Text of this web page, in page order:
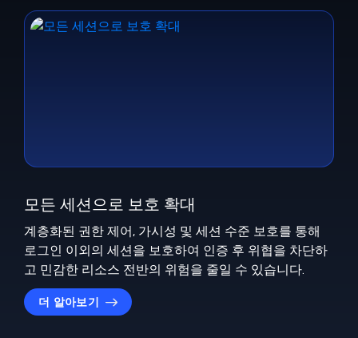
모든 세션으로 보호 확대
계층화된 권한 제어, 가시성 및 세션 수준 보호를 통해
로그인 이외의 세션을 보호하여 인증 후 위협을 차단하
고 민감한 리소스 전반의 위험을 줄일 수 있습니다.
더 알아보기